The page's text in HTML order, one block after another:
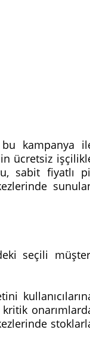
kampanya
ücretsiz
sabit fiyatlı
seçili